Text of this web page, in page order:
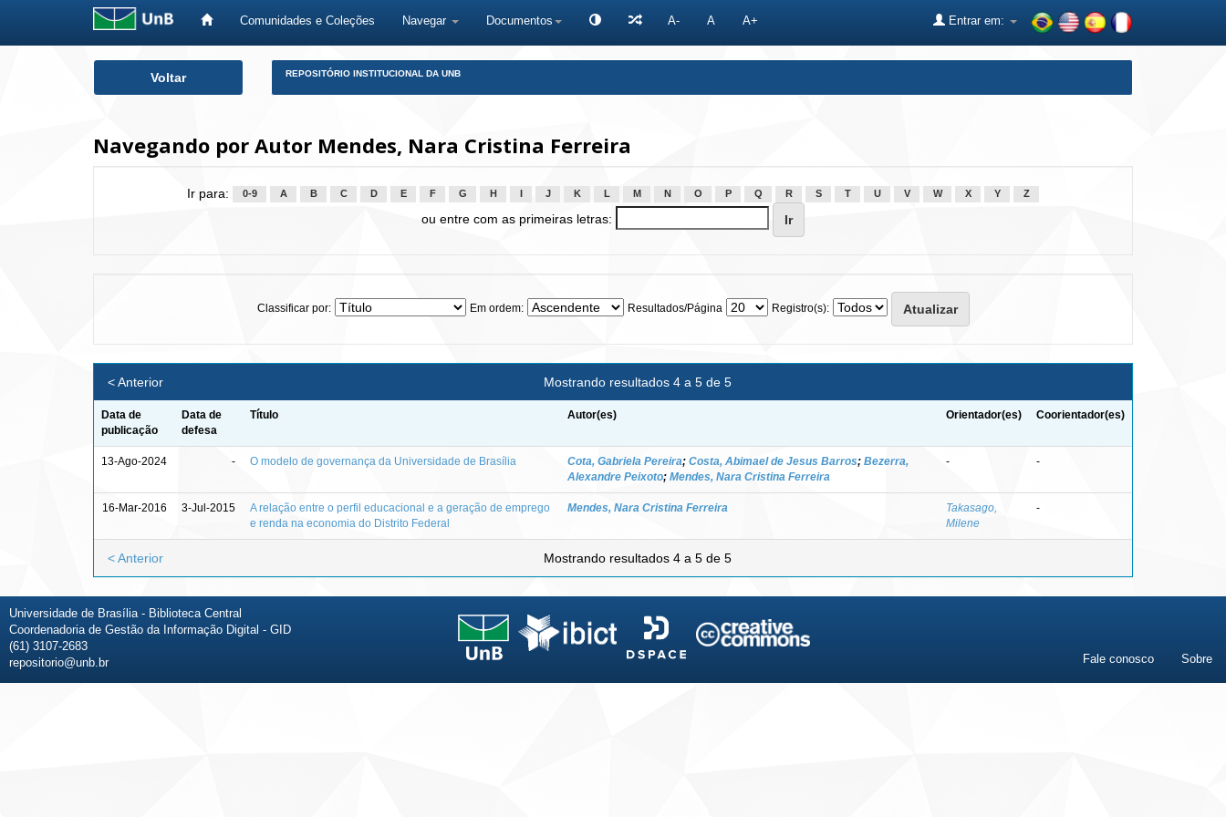
Comunidades e Coleções Navegar Documentos A- A A+ Entrar em:
Voltar REPOSITÓRIO INSTITUCIONAL DA UNB
Navegando por Autor Mendes, Nara Cristina Ferreira
Ir para: 0-9 A B C D E F G H J K L M N O P Q R S T U V W X Y Z
ou entre com as primeiras letras:
Classificar por: Em ordem: Resultados/Página Registro(s):
Mostrando resultados 4 a 5 de 5
< Anterior
Data de
publicação
Data de
defesa
Título Autor(es) Orientador(es) Coorientador(es)
13-Ago-2024 - O modelo de governança da Universidade de Brasília Cota, Gabriela Pereira; Costa, Abimael de Jesus Barros; Bezerra,
Alexandre Peixoto; Mendes, Nara Cristina Ferreira
- -
16-Mar-2016 3-Jul-2015
A relação entre o perfil educacional e a geração de emprego
e renda na economia do Distrito Federal
Mendes, Nara Cristina Ferreira
Takasago,
Milene
-
Mostrando resultados 4 a 5 de 5
< Anterior
Universidade de Brasília - Biblioteca Central
Coordenadoria de Gestão da Informação Digital - GID
(61) 3107-2683
repositorio@unb.br
Fale conosco Sobre